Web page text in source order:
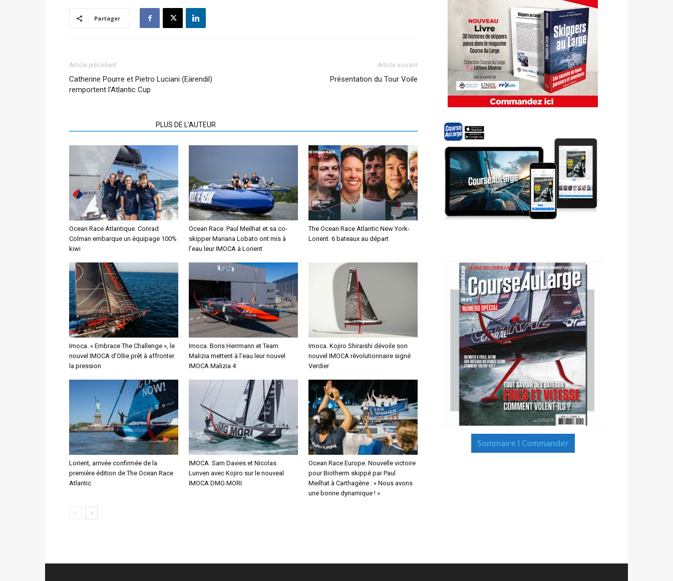
Partager
Article précédent
Catherine Pourre et Pietro Luciani (Eärendil)
remportent l’Atlantic Cup
Article suivant
Présentation du Tour Voile
PLUS DE L'AUTEUR
Ocean Race Atlantique. Conrad
Colman embarque un équipage 100%
kiwi
Ocean Race. Paul Meilhat et sa co-
skipper Mariana Lobato ont mis à
l’eau leur IMOCA à Lorient
The Ocean Race Atlantic New York-
Lorient. 6 bateaux au départ
Imoca. « Embrace The Challenge », le
nouvel IMOCA d’Ollie prêt à affronter
la pression
Imoca. Boris Herrmann et Team
Malizia mettent à l’eau leur nouvel
IMOCA Malizia 4
Imoca. Kojiro Shiraishi dévoile son
nouvel IMOCA révolutionnaire signé
Verdier
Lorient, arrivée confirmée de la
première édition de The Ocean Race
Atlantic
IMOCA. Sam Davies et Nicolas
Lunven avec Kojiro sur le nouveal
IMOCA DMG MORI
Ocean Race Europe. Nouvelle victoire
pour Biotherm skippé par Paul
Meilhat à Carthagène : « Nous avons
une bonne dynamique ! »
Sommaire I Commander